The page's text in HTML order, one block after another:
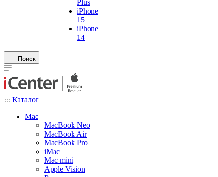
Plus
iPhone
15
iPhone
14
Поиск
Каталог
Mac
MacBook Neo
MacBook Air
MacBook Pro
iMac
Mac mini
Apple Vision